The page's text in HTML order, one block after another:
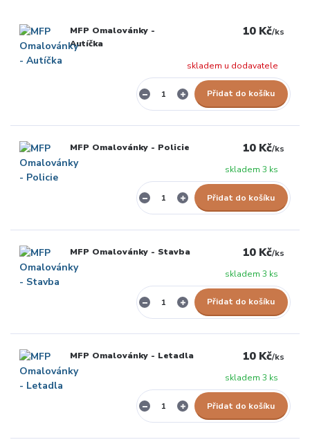
MFP Omalovánky -
Autíčka
10 Kč/ks
skladem u dodavatele
Přidat do košíku
MFP Omalovánky - Policie 10 Kč/ks
skladem 3 ks
Přidat do košíku
MFP Omalovánky - Stavba 10 Kč/ks
skladem 3 ks
Přidat do košíku
MFP Omalovánky - Letadla 10 Kč/ks
skladem 3 ks
Přidat do košíku